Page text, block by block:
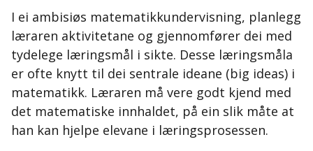
I ei ambisiøs matematikkundervisning, planlegg
læraren aktivitetane og gjennomfører dei med
tydelege læringsmål i sikte. Desse læringsmåla
er ofte knytt til dei sentrale ideane (big ideas) i
matematikk. Læraren må vere godt kjend med
det matematiske innhaldet, på ein slik måte at
han kan hjelpe elevane i læringsprosessen.